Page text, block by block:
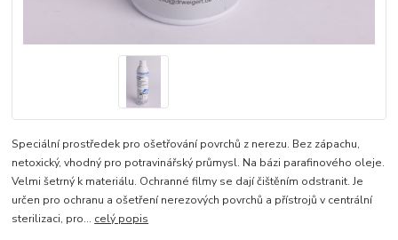
Speciální prostředek pro ošetřování povrchů z nerezu. Bez zápachu,
netoxický, vhodný pro potravinářský průmysl. Na bázi parafinového oleje.
Velmi šetrný k materiálu. Ochranné filmy se dají čištěním odstranit. Je
určen pro ochranu a ošetření nerezových povrchů a přístrojů v centrální
sterilizaci, pro... celý popis